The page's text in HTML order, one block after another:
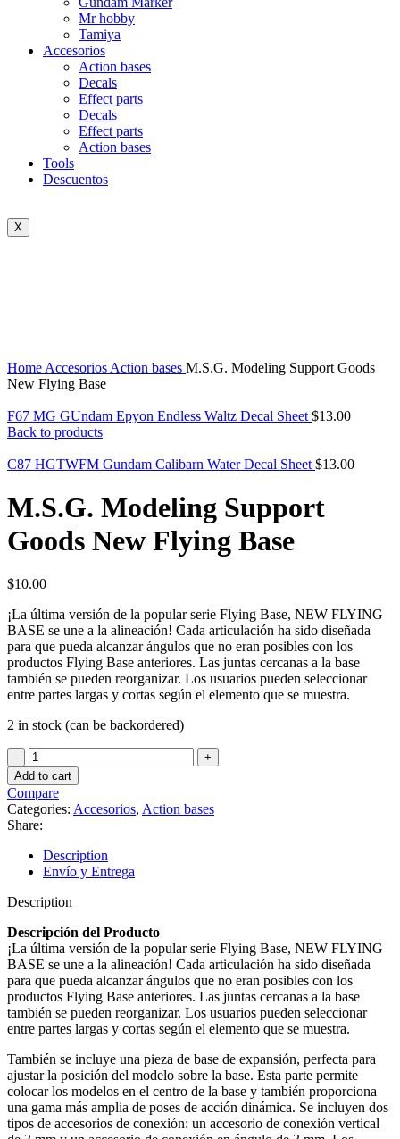
Mr hobby
Tamiya
Accesorios
Action bases
Decals
Effect parts
Decals
Effect parts
Action bases
Tools
Descuentos
X
Home Accesorios Action bases M.S.G. Modeling Support Goods
New Flying Base
F67 MG GUndam Epyon Endless Waltz Decal Sheet $13.00
Back to products
C87 HGTWFM Gundam Calibarn Water Decal Sheet $13.00
M.S.G. Modeling Support
Goods New Flying Base
$10.00
¡La última versión de la popular serie Flying Base, NEW FLYING
BASE se une a la alineación! Cada articulación ha sido diseñada
para que pueda alcanzar ángulos que no eran posibles con los
productos Flying Base anteriores. Las juntas cercanas a la base
también se pueden reorganizar. Los usuarios pueden seleccionar
entre partes largas y cortas según el elemento que se muestra.
2 in stock (can be backordered)
M.S.G.
Modeling
Support
Goods
New
Flying
Base
quantity
Add to cart
Compare
Categories: Accesorios, Action bases
Share:
Description
Envío y Entrega
Description
Descripción del Producto
¡La última versión de la popular serie Flying Base, NEW FLYING
BASE se une a la alineación! Cada articulación ha sido diseñada
para que pueda alcanzar ángulos que no eran posibles con los
productos Flying Base anteriores. Las juntas cercanas a la base
también se pueden reorganizar. Los usuarios pueden seleccionar
entre partes largas y cortas según el elemento que se muestra.
También se incluye una pieza de base de expansión, perfecta para
ajustar la posición del modelo sobre la base. Esta parte permite
colocar los modelos en el centro de la base y también proporciona
una gama más amplia de poses de acción dinámica. Se incluyen dos
tipos de accesorios de conexión: un accesorio de conexión vertical